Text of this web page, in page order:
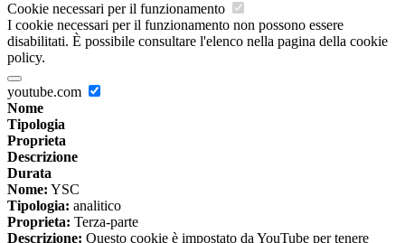
Cookie necessari per il funzionamento
I cookie necessari per il funzionamento non possono essere
disabilitati. È possibile consultare l'elenco nella pagina della cookie
policy.
youtube.com
Nome
Tipologia
Proprieta
Descrizione
Durata
Nome: YSC
Tipologia: analitico
Proprieta: Terza-parte
Descrizione: Questo cookie è impostato da YouTube per tenere